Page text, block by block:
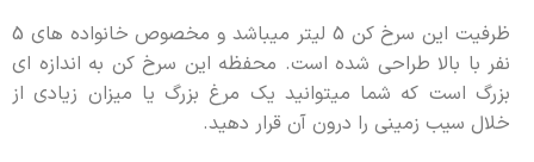
ظرفیت این سرخ کن 5 لیتر میباشد و مخصوص خانواده های 5
نفر با بالا طراحی شده است. محفظه این سرخ کن به اندازه ای
بزرگ است که شما میتوانید یک مرغ بزرگ یا میزان زیادی از
خلال سیب زمینی را درون آن قرار دهید.